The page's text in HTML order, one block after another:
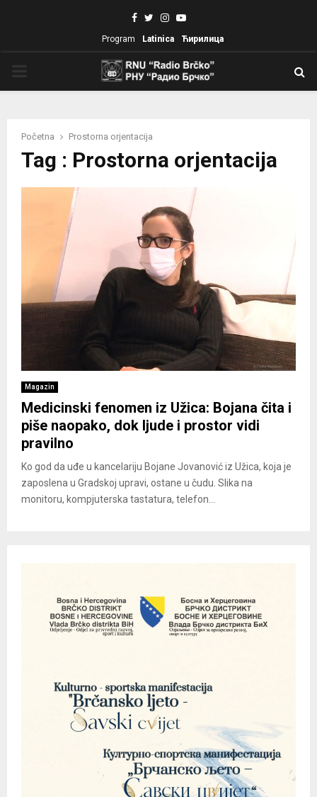
Facebook
TwitterInstagram
Youtube
Program Latinica Ћирилица
Početna Prostorna orjentacija
Tag : Prostorna orjentacija
Magazin
Medicinski fenomen iz Užica: Bojana čita i
piše naopako, dok ljude i prostor vidi
pravilno
Ko god da uđe u kancelariju Bojane Jovanović iz Užica, koja je
zaposlena u Gradskoj upravi, ostane u čudu. Slika na
monitoru, kompjuterska tastatura, telefon...